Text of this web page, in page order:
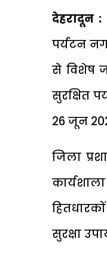
देहरादून :
पर्यटन
से विशेष
सुरक्षित
26 जून
जिला
सुरक्षा